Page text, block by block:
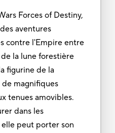
Forces of Destiny,
aventures
contre l'Empire entre
la lune forestière
figurine de la
de magnifiques
tenues amovibles.
dans les
peut porter son